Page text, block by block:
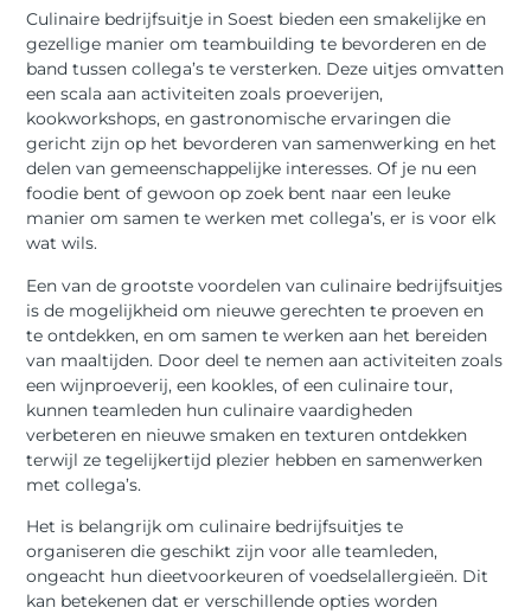
Culinaire bedrijfsuitje in Soest bieden een smakelijke en
gezellige manier om teambuilding te bevorderen en de
band tussen collega’s te versterken. Deze uitjes omvatten
een scala aan activiteiten zoals proeverijen,
kookworkshops, en gastronomische ervaringen die
gericht zijn op het bevorderen van samenwerking en het
delen van gemeenschappelijke interesses. Of je nu een
foodie bent of gewoon op zoek bent naar een leuke
manier om samen te werken met collega’s, er is voor elk
wat wils.
Een van de grootste voordelen van culinaire bedrijfsuitjes
is de mogelijkheid om nieuwe gerechten te proeven en
te ontdekken, en om samen te werken aan het bereiden
van maaltijden. Door deel te nemen aan activiteiten zoals
een wijnproeverij, een kookles, of een culinaire tour,
kunnen teamleden hun culinaire vaardigheden
verbeteren en nieuwe smaken en texturen ontdekken
terwijl ze tegelijkertijd plezier hebben en samenwerken
met collega’s.
Het is belangrijk om culinaire bedrijfsuitjes te
organiseren die geschikt zijn voor alle teamleden,
ongeacht hun dieetvoorkeuren of voedselallergieën. Dit
kan betekenen dat er verschillende opties worden